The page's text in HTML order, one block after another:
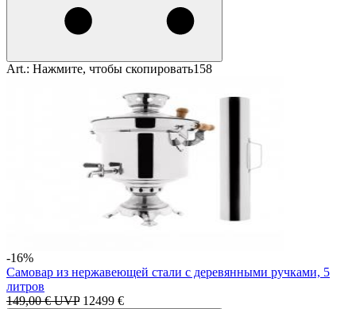
Art.: Нажмите, чтобы скопировать158
-16%
Самовар из нержавеющей стали с деревянными ручками, 5
литров
149,00 € UVP 12499 €